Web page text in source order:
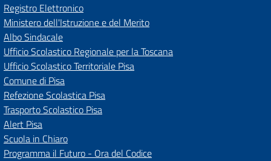
Registro Elettronico
Ministero dell'Istruzione e del Merito
Albo Sindacale
Ufficio Scolastico Regionale per la Toscana
Ufficio Scolastico Territoriale Pisa
Comune di Pisa
Refezione Scolastica Pisa
Trasporto Scolastico Pisa
Alert Pisa
Scuola in Chiaro
Programma il Futuro - Ora del Codice